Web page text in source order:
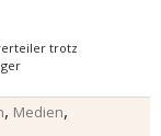
trotz
, Medien,